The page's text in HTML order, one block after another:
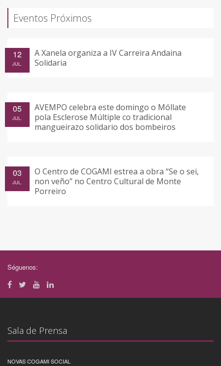
Eventos Próximos
A Xanela organiza a IV Carreira Andaina
Solidaria
12
JUL.
AVEMPO celebra este domingo o Móllate
pola Esclerose Múltiple co tradicional
mangueirazo solidario dos bombeiros
05
JUL.
O Centro de COGAMI estrea a obra “Se o sei,
non veño” no Centro Cultural de Monte
Porreiro
03
JUL.
Séguenos:
Sala de Prensa
NOVAS COGAMI SOCIAL